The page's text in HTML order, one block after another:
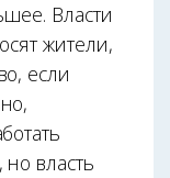
Власти
жители,
если
власть